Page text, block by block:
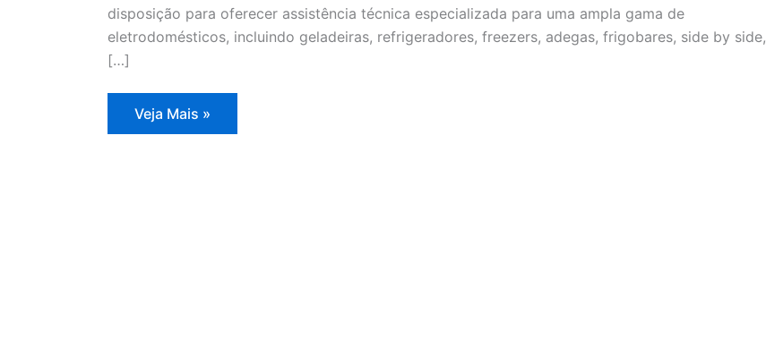
disposição para oferecer assistência técnica especializada para uma ampla gama de
eletrodomésticos, incluindo geladeiras, refrigeradores, freezers, adegas, frigobares, side by side,
[…]
Assistência
Técnica
Veja Mais »